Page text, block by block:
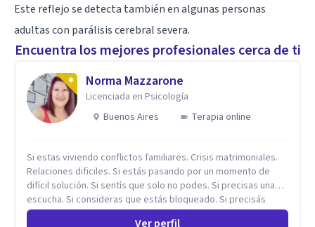
Este reflejo se detecta también en algunas personas
adultas con parálisis cerebral severa.
Encuentra los mejores profesionales cerca de ti
Norma Mazzarone
Licenciada en Psicología
Buenos Aires
Terapia online
Si estas viviendo conflictos familiares. Crisis matrimoniales.
Relaciones dificiles. Si estás pasando por un momento de
difícil solución. Si sentís que solo no podes. Si precisas una
escucha. Si consideras que estás bloqueado. Si precisás
comprensión. Si no logras definir proyectos, objetivos,
Ver perfil